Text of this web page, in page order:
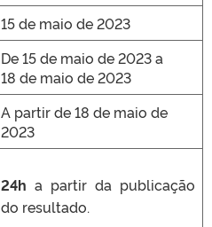
15 de maio de 2023
De 15 de maio de 2023 a
18 de maio de 2023
A partir de 18 de maio de
2023
24h a partir da publicação
do resultado.